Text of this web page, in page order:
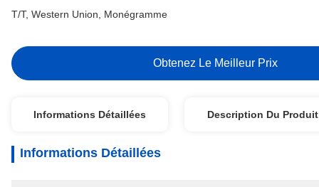
T/T, Western Union, Monégramme
Obtenez Le Meilleur Prix
Informations Détaillées Description Du Produit
Informations Détaillées